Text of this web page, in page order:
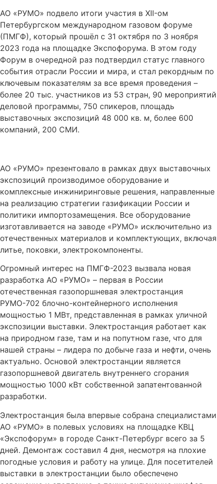
АО «РУМО» подвело итоги участия в ХII-ом
Петербургском международном газовом форуме
(ПМГФ), который прошёл с 31 октября по 3 ноября
2023 года на площадке Экспофорума. В этом году
Форум в очередной раз подтвердил статус главного
события отрасли России и мира, и стал рекордным по
ключевым показателям за все время проведения –
более 20 тыс. участников из 53 стран, 90 мероприятий
деловой программы, 750 спикеров, площадь
выставочных экспозиций 48 000 кв. м, более 600
компаний, 200 СМИ.
АО «РУМО» презентовало в рамках двух выставочных
экспозиций производимое оборудование и
комплексные инжиниринговые решения, направленные
на реализацию стратегии газификации России и
политики импортозамещения. Все оборудование
изготавливается на заводе «РУМО» исключительно из
отечественных материалов и комплектующих, включая
литье, поковки, электрокомпоненты.
Огромный интерес на ПМГФ-2023 вызвала новая
разработка АО «РУМО» – первая в России
отечественная газопоршневая электростанция
РУМО-702 блочно-контейнерного исполнения
мощностью 1 МВт, представленная в рамках уличной
экспозиции выставки. Электростанция работает как
на природном газе, там и на попутном газе, что для
нашей страны – лидера по добыче газа и нефти, очень
актуально. Основой электростанции является
газопоршневой двигатель внутреннего сгорания
мощностью 1000 кВт собственной запатентованной
разработки.
Электростанция была впервые собрана специалистами
АО «РУМО» в полевых условиях на площадке КВЦ
«Экспофорум» в городе Санкт-Петербург всего за 5
дней. Демонтаж составил 4 дня, несмотря на плохие
погодные условия и работу на улице. Для посетителей
выставки в электростанции было обеспечено